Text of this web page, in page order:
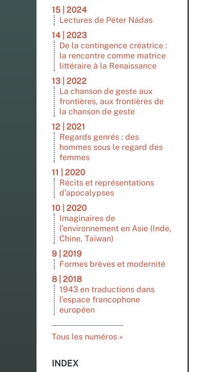
15 | 2024
Lectures de Péter Nádas
14 | 2023
De la contingence créatrice :
la rencontre comme matrice
littéraire à la Renaissance
13 | 2022
La chanson de geste aux
frontières, aux frontières de
la chanson de geste
12 | 2021
Regards genrés : des
hommes sous le regard des
femmes
11 | 2020
Récits et représentations
d’apocalypses
10 | 2020
Imaginaires de
l’environnement en Asie (Inde,
Chine, Taïwan)
9 | 2019
Formes brèves et modernité
8 | 2018
1943 en traductions dans
l’espace francophone
européen
Tous les numéros
INDEX